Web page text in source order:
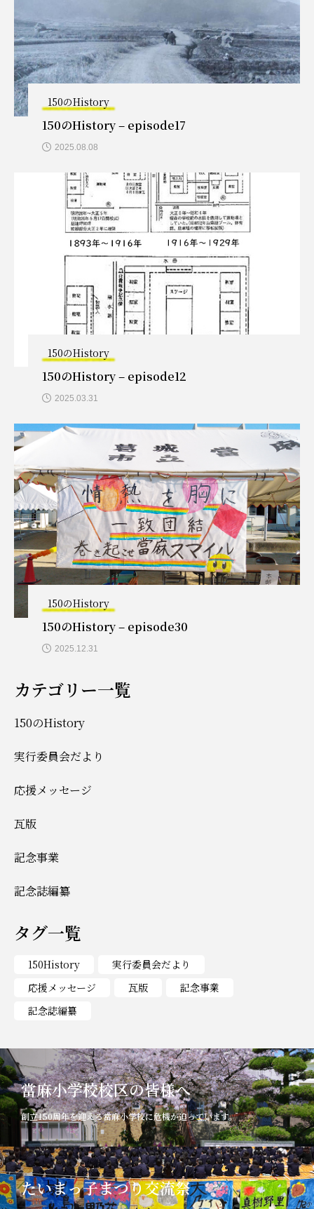
150のHistory
150のHistory – episode17
2025.08.08
150のHistory
150のHistory – episode12
2025.03.31
150のHistory
150のHistory – episode30
2025.12.31
カテゴリー一覧
150のHistory
実行委員会だより
応援メッセージ
瓦版
記念事業
記念誌編纂
タグ一覧
150History
実行委員会だより
応援メッセージ
瓦版
記念事業
記念誌編纂
當麻小学校校区の皆様へ
創立150周年を迎える當麻小学校に危機が迫っています。
たいまっ子まつり交流祭